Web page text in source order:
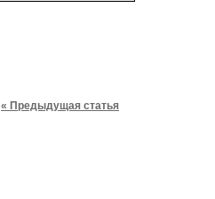
« Предыдущая статья